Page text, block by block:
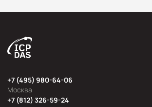
Москва
+7 (495) 980-64-06
+7 (812) 326-59-24